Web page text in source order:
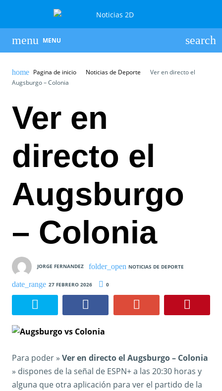
MENU
Pagina de inicio Noticias de Deporte
Ver en directo el
Augsburgo – Colonia
Ver en
directo el
Augsburgo
– Colonia
JORGE FERNANDEZ NOTICIAS DE DEPORTE
27 FEBRERO 2026 0
Para poder » Ver en directo el Augsburgo – Colonia
» dispones de la señal de ESPN+ a las 20:30 horas y
alguna que otra aplicación para ver el partido de la